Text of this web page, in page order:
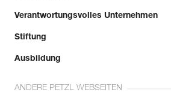
Verantwortungsvolles Unternehmen
Stiftung
Ausbildung
ANDERE PETZL WEBSEITEN